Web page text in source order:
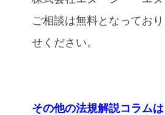
ご相談は無料となってお
せください。
その他の法規解説コラムは